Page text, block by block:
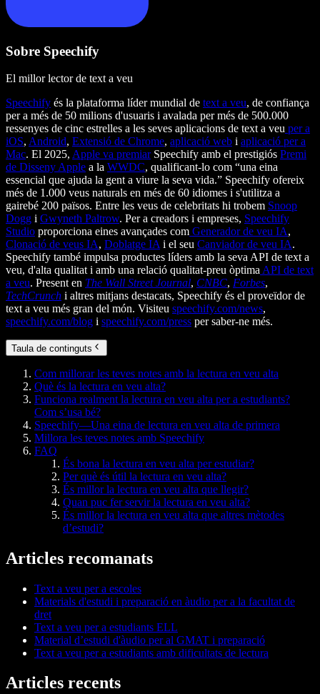
Sobre Speechify
El millor lector de text a veu
Speechify és la plataforma líder mundial de text a veu, de confiança
per a més de 50 milions d'usuaris i avalada per més de 500.000
ressenyes de cinc estrelles a les seves aplicacions de text a veu per a
iOS, Android, Extensió de Chrome, aplicació web i aplicació per a
Mac. El 2025, Apple va premiarSpeechify amb el prestigiós Premi
de Disseny Apple a la WWDC, qualificant-lo com “una eina
essencial que ajuda la gent a viure la seva vida.” Speechify ofereix
més de 1.000 veus naturals en més de 60 idiomes i s'utilitza a
gairebé 200 països. Entre les veus de celebritats hi trobem Snoop
Dogg i Gwyneth Paltrow. Per a creadors i empreses, Speechify
Studio proporciona eines avançades com Generador de veu IA,
Clonació de veus IA, Doblatge IA i el seu Canviador de veu IA.
Speechify també impulsa productes líders amb la seva API de text a
veu, d'alta qualitat i amb una relació qualitat-preu òptima API de text
a veu. Present en The Wall Street Journal, CNBC, Forbes,
TechCrunch i altres mitjans destacats, Speechify és el proveïdor de
text a veu més gran del món. Visiteu speechify.com/news,
speechify.com/blog i speechify.com/press per saber-ne més.
Taula de continguts
Com millorar les teves notes amb la lectura en veu alta
Què és la lectura en veu alta?
Funciona realment la lectura en veu alta per a estudiants?
Com s’usa bé?
Speechify—Una eina de lectura en veu alta de primera
Millora les teves notes amb Speechify
FAQ
És bona la lectura en veu alta per estudiar?
Per què és útil la lectura en veu alta?
És millor la lectura en veu alta que llegir?
Quan puc fer servir la lectura en veu alta?
És millor la lectura en veu alta que altres mètodes
d’estudi?
Articles recomanats
Text a veu per a escoles
Materials d'estudi i preparació en àudio per a la facultat de
dret
Text a veu per a estudiants ELL
Material d’estudi d'àudio per al GMAT i preparació
Text a veu per a estudiants amb dificultats de lectura
Articles recents